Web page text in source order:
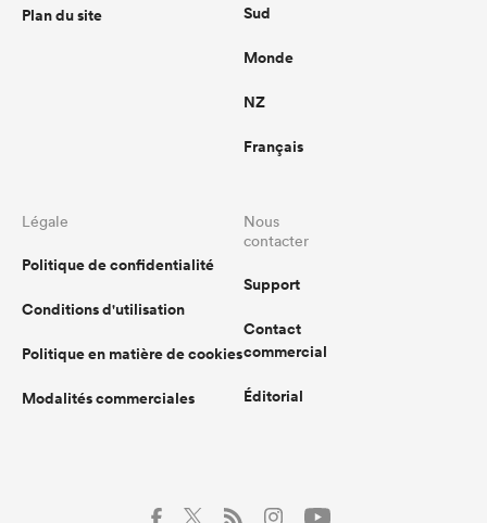
Plan du site Sud
Monde
NZ
Français
Légale
Politique de confidentialité
Conditions d'utilisation
Politique en matière de cookies
Modalités commerciales
Nous
contacter
Support
Contact
commercial
Éditorial